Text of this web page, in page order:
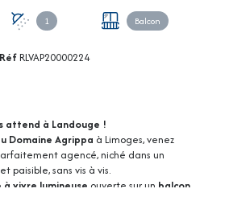
1 Balcon
RéfRLVAP20000224
attend à Landouge !
Domaine Agrippa à Limoges, venez
agencé, niché dans un
paisible, sans vis à vis.
à vivre lumineuse ouverte sur un balcon